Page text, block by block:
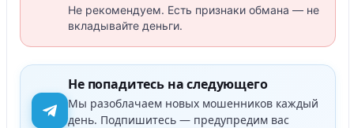
Не рекомендуем. Есть признаки обмана — не
вкладывайте деньги.
Не попадитесь на следующего
Мы разоблачаем новых мошенников каждый
день. Подпишитесь — предупредим вас